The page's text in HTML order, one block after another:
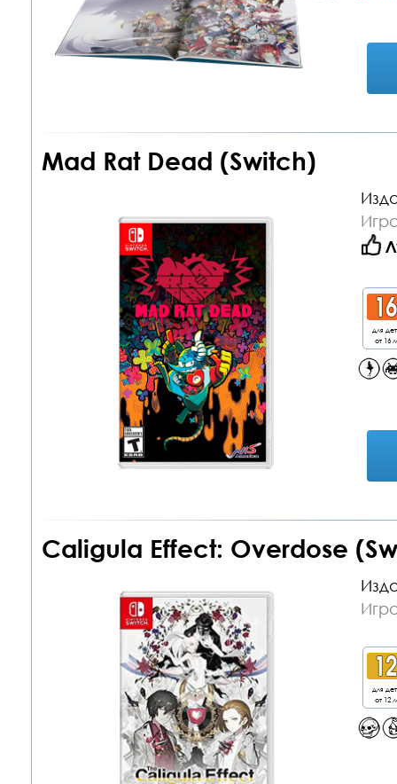
Mad Rat Dead (Switch)
для
от 16
Caligula Effect: Overdose
для
от 12